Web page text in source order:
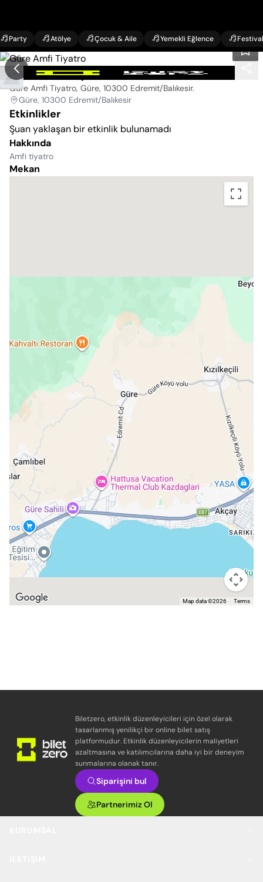
Party Atölye Çocuk & Aile Yemekli Eğlence Festival
Güre Amfi Tiyatro
Güre Amfi Tiyatro, Güre, 10300 Edremit/Balıkesir.
Güre, 10300 Edremit/Balıkesir
Etkinlikler
Şuan yaklaşan bir etkinlik bulunamadı
Hakkında
Amfi tiyatro
Mekan
Map data ©2026 Terms
Biletzero, etkinlik düzenleyicileri için özel olarak
tasarlanmış yenilikçi bir online bilet satış
platformudur. Etkinlik düzenleyicilerin maliyetleri
azaltmasına ve katılımcılarına daha iyi bir deneyim
sunmalarına olanak tanır.
Siparişini bul
Partnerimiz Ol